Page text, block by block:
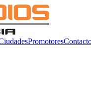
Promotores